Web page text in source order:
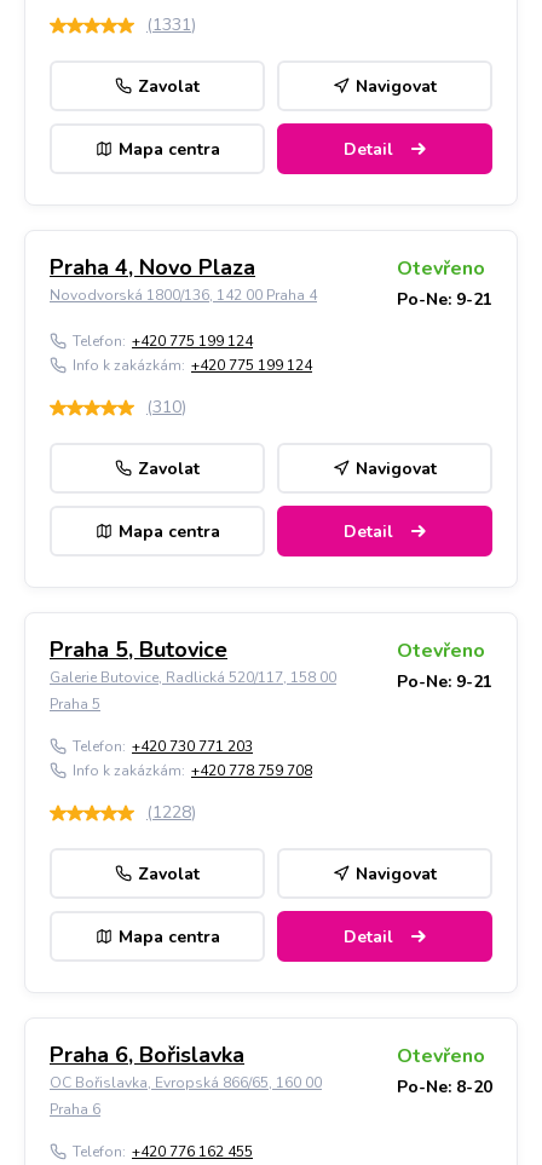
(1331)
Zavolat Navigovat
Mapa centra Detail
Praha 4, Novo Plaza
Novodvorská 1800/136, 142 00 Praha 4
Otevřeno
Po-Ne: 9-21
Telefon: +420 775 199 124
Info k zakázkám: +420 775 199 124
(310)
Zavolat Navigovat
Mapa centra Detail
Praha 5, Butovice
Galerie Butovice, Radlická 520/117, 158 00
Praha 5
Otevřeno
Po-Ne: 9-21
Telefon: +420 730 771 203
Info k zakázkám: +420 778 759 708
(1228)
Zavolat Navigovat
Mapa centra Detail
Praha 6, Bořislavka
OC Bořislavka, Evropská 866/65, 160 00
Praha 6
Otevřeno
Po-Ne: 8-20
Telefon: +420 776 162 455